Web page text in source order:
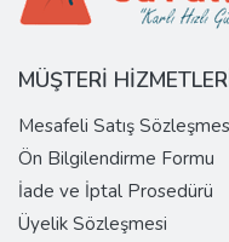
MÜŞTERİ
Mesafeli Satış
Ön Bilgilendirme Formu
İade ve İptal Prosedürü
Üyelik Sözleşmesi